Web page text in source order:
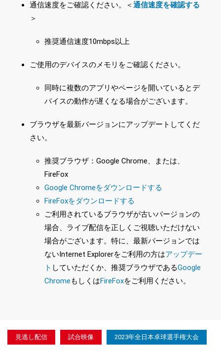
通信速度をご確認ください。＜通信速度を確認する
＞
推奨通信速度10mbps以上
ご使用のデバイスのメモリをご確認ください。
同時に複数のアプリやページを開いているとデ
バイスの動作が遅くなる場合がございます。
ブラウザを最新バージョンにアップデートしてくだ
さい。
推奨ブラウザ：Google Chrome、または、
FireFox
Google Chromeをダウンロードする
FireFoxをダウンロードする
ご利用されているブラウザが古いバージョンの
場合、ライブ配信を正しくご視聴いただけない
場合がございます。特に、最新バージョンでは
ないInternet Explorerをご利用の方はアップデー
ト していただくか、推奨ブラウザであるGoogle
ChromeもしくはFireFoxをご利用ください。
見逃し配信 試合映像 2023年全日本卓球選手権大会